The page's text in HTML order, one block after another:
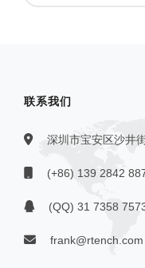
联系我们
深圳市宝安区沙井
(+86) 139 2842
(QQ) 31 7358
frank@rtench.com